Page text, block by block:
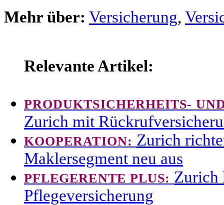
Mehr über: Versicherung,
Relevante Artikel:
PRODUKTSICHERHEITS-
Zurich mit
KOOPERATION: Zurich
Maklersegment neu aus
PFLEGERENTE PLUS: Zurich
Pflegeversicherung